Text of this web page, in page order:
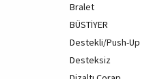
Bralet
BÜSTİYER
Destekli/Push-Up
Desteksiz